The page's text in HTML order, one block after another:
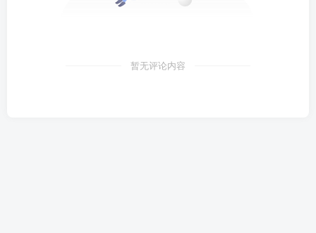
暂无评论内容